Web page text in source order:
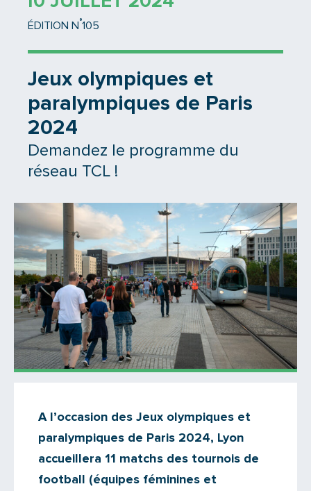
ÉDITION N °105
Jeux olympiques et
paralympiques de Paris
2024
Demandez le programme du
réseau TCL !
Il n'y a aucun commentaire...
Ajoutez le vôtre
A l’occasion des Jeux olympiques et
paralympiques de Paris 2024, Lyon
accueillera 11 matchs des tournois de
football (équipes féminines et